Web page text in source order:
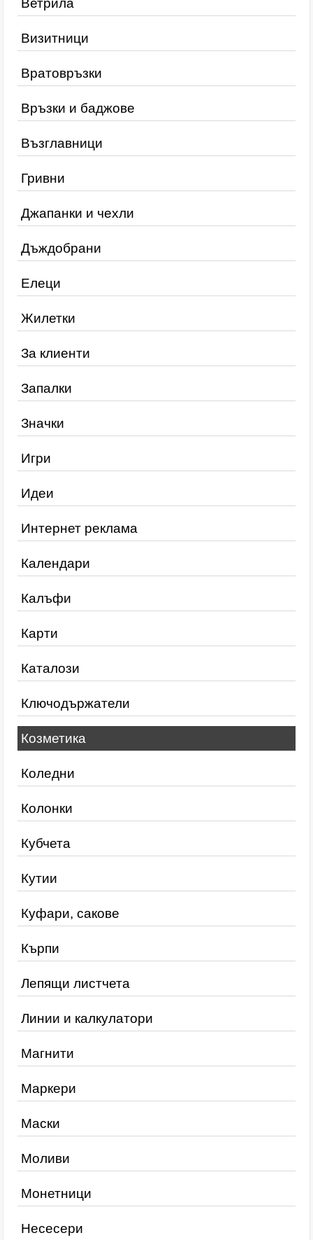
Ветрила
Визитници
Вратовръзки
Връзки и баджове
Възглавници
Гривни
Джапанки и чехли
Дъждобрани
Елеци
Жилетки
За клиенти
Запалки
Значки
Игри
Идеи
Интернет реклама
Календари
Калъфи
Карти
Каталози
Ключодържатели
Козметика
Коледни
Колонки
Кубчета
Кутии
Куфари, сакове
Кърпи
Лепящи листчета
Линии и калкулатори
Магнити
Маркери
Маски
Моливи
Монетници
Несесери